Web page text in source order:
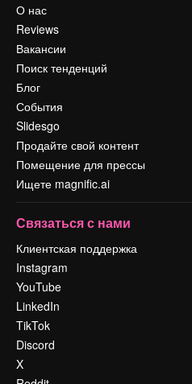
О нас
Reviews
Вакансии
Поиск тенденций
Блог
События
Slidesgo
Продайте свой контент
Помещение для прессы
Ищете magnific.ai
Связаться с нами
Клиентская поддержка
Instagram
YouTube
LinkedIn
TikTok
Discord
X